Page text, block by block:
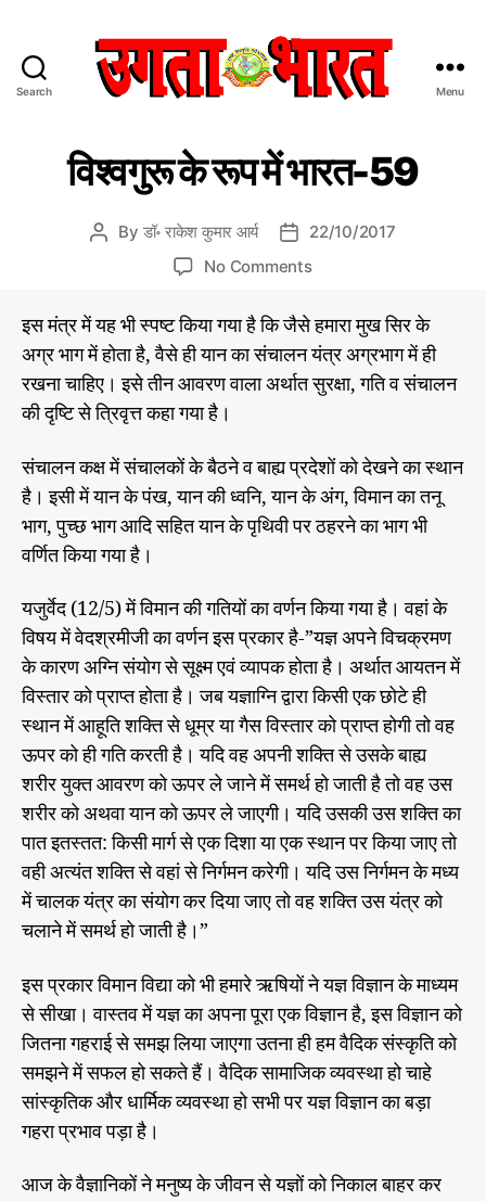
Search
ता
भा
त
हिं
स
मा
र
Menu
i
e
की
ले
ख
नी
से
वि
रू
के
रू
प
में
भा
त
विश्वगुरू के रूप में भारत-59
P
a
u
t
h
o
By डॉ॰ राकेश कुमार आर्य
P
d
a
t
22/10/2017
No Commentso
श्व
गु
रू
प
में
भा
र
5
इस मंत्र में यह भी स्पष्ट किया गया है कि जैसे हमारा मुख सिर के
अग्र भाग में होता है, वैसे ही यान का संचालन यंत्र अग्रभाग में ही
रखना चाहिए। इसे तीन आवरण वाला अर्थात सुरक्षा, गति व संचालन
की दृष्टि से त्रिवृत्त कहा गया है।
संचालन कक्ष में संचालकों के बैठने व बाह्य प्रदेशों को देखने का स्थान
है। इसी में यान के पंख, यान की ध्वनि, यान के अंग, विमान का तनू
भाग, पुच्छ भाग आदि सहित यान के पृथिवी पर ठहरने का भाग भी
वर्णित किया गया है।
यजुर्वेद (12/5) में विमान की गतियों का वर्णन किया गया है। वहां के
विषय में वेदश्रमीजी का वर्णन इस प्रकार है-”यज्ञ अपने विचक्रमण
के कारण अग्नि संयोग से सूक्ष्म एवं व्यापक होता है। अर्थात आयतन में
विस्तार को प्राप्त होता है। जब यज्ञाग्नि द्वारा किसी एक छोटे ही
स्थान में आहूति शक्ति से धूम्र या गैस विस्तार को प्राप्त होगी तो वह
ऊपर को ही गति करती है। यदि वह अपनी शक्ति से उसके बाह्य
शरीर युक्त आवरण को ऊपर ले जाने में समर्थ हो जाती है तो वह उस
शरीर को अथवा यान को ऊपर ले जाएगी। यदि उसकी उस शक्ति का
पात इतस्तत: किसी मार्ग से एक दिशा या एक स्थान पर किया जाए तो
वही अत्यंत शक्ति से वहां से निर्गमन करेगी। यदि उस निर्गमन के मध्य
में चालक यंत्र का संयोग कर दिया जाए तो वह शक्ति उस यंत्र को
चलाने में समर्थ हो जाती है।”
इस प्रकार विमान विद्या को भी हमारे ऋषियों ने यज्ञ विज्ञान के माध्यम
से सीखा। वास्तव में यज्ञ का अपना पूरा एक विज्ञान है, इस विज्ञान को
जितना गहराई से समझ लिया जाएगा उतना ही हम वैदिक संस्कृति को
समझने में सफल हो सकते हैं। वैदिक सामाजिक व्यवस्था हो चाहे
सांस्कृतिक और धार्मिक व्यवस्था हो सभी पर यज्ञ विज्ञान का बड़ा
गहरा प्रभाव पड़ा है।
आज के वैज्ञानिकों ने मनुष्य के जीवन से यज्ञों को निकाल बाहर कर